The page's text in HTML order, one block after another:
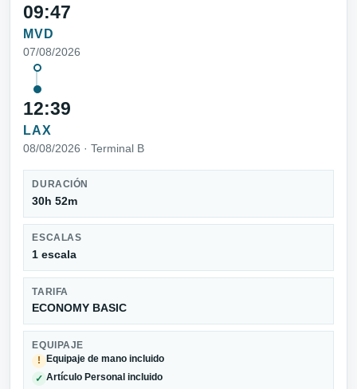
09:47
MVD
07/08/2026
12:39
LAX
08/08/2026 · Terminal B
DURACIÓN
30h 52m
ESCALAS
1 escala
TARIFA
ECONOMY BASIC
EQUIPAJE
!
Equipaje de mano incluido
✓ Artículo Personal incluido